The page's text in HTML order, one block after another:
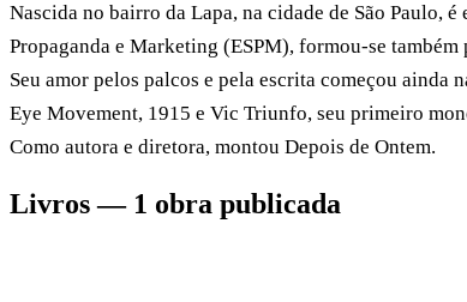
Nascida no bairro da Lapa, na cidade de São Paulo,
Propaganda e Marketing (ESPM), formou-se
Seu amor pelos palcos e pela escrita começou ainda
Eye Movement, 1915 e Vic Triunfo, seu primeiro
Como autora e diretora, montou Depois de Ontem.
Livros — 1 obra publicada